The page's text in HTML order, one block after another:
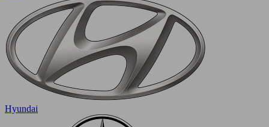
Hyundai